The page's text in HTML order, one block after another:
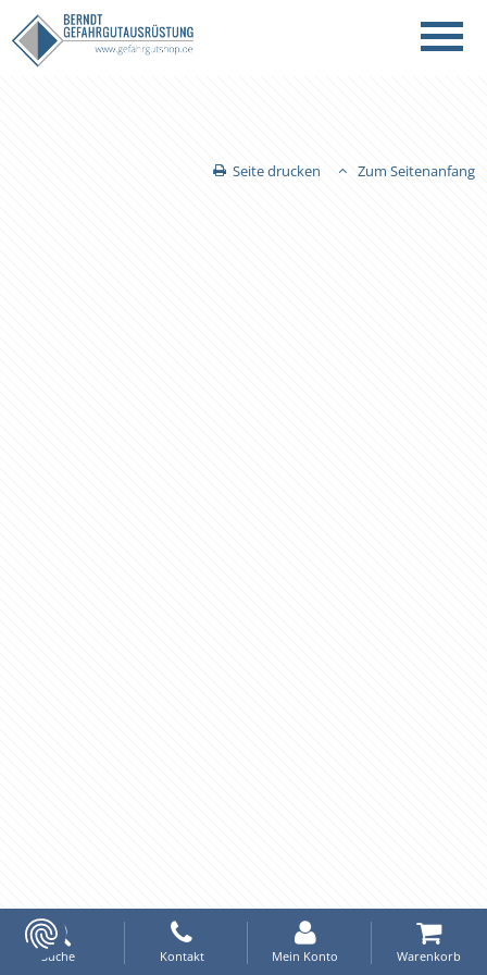
Seite drucken Zum Seitenanfang
Suche Kontakt Mein Konto Warenkorb